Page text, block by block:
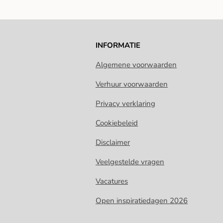
INFORMATIE
Algemene voorwaarden
Verhuur voorwaarden
Privacy verklaring
Cookiebeleid
Disclaimer
Veelgestelde vragen
Vacatures
Open inspiratiedagen 2026